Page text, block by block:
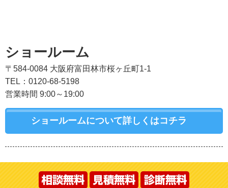
ショールーム
〒584-0084 大阪府富田林市桜ヶ丘町1-1
TEL：0120-68-5198
営業時間 9:00～19:00
ショールームについて詳しくはコチラ